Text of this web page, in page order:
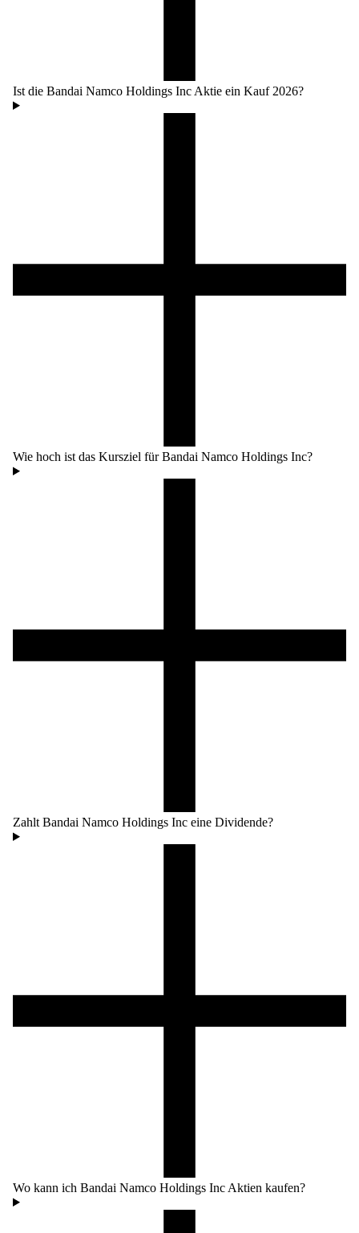
Ist die Bandai Namco Holdings Inc Aktie ein Kauf 2026?
Wie hoch ist das Kursziel für Bandai Namco Holdings Inc?
Zahlt Bandai Namco Holdings Inc eine Dividende?
Wo kann ich Bandai Namco Holdings Inc Aktien kaufen?